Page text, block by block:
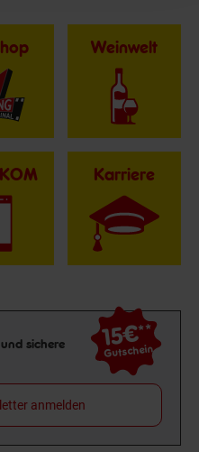
Weinwelt
Karriere
und sichere
15€**
Gutschein
anmelden